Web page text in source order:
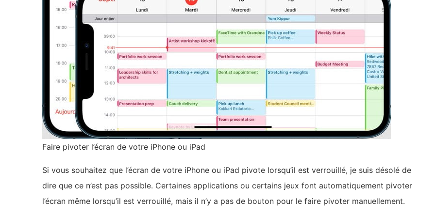
Faire pivoter l’écran de votre iPhone ou iPad
Si vous souhaitez que l’écran de votre iPhone ou iPad pivote lorsqu’il est verrouillé, je suis désolé de
dire que ce n’est pas possible. Certaines applications ou certains jeux font automatiquement pivoter
l’écran même lorsqu’il est verrouillé, mais il n’y a pas de bouton pour le faire pivoter manuellement.
MacBook Pro : Lequel
choisir...